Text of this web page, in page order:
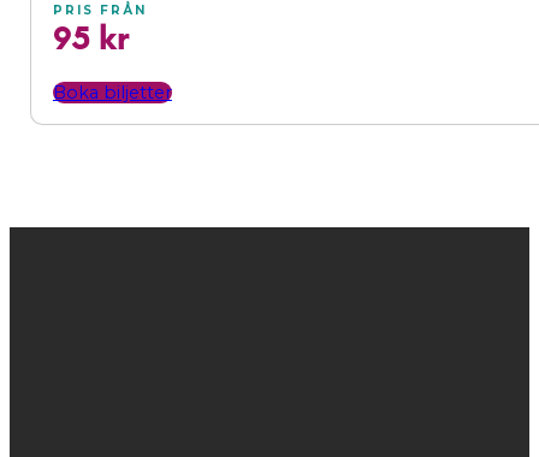
PRIS FRÅN
95 kr
Boka biljetter